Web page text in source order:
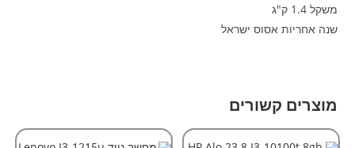
משקל 1.4 ק"ג
שנה אחריות אסוס ישראל
מוצרים קשורים